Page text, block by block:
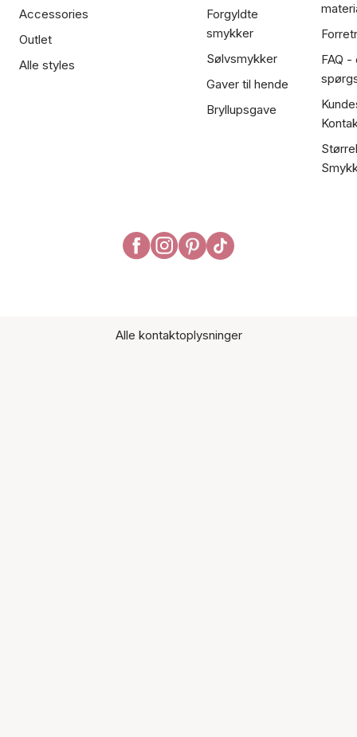
Accessories
Outlet
Alle styles
Forgyldte
smykker
Sølvsmykker
Gaver til hende
Bryllupsgave
FAQ
Alle kontaktoplysninger